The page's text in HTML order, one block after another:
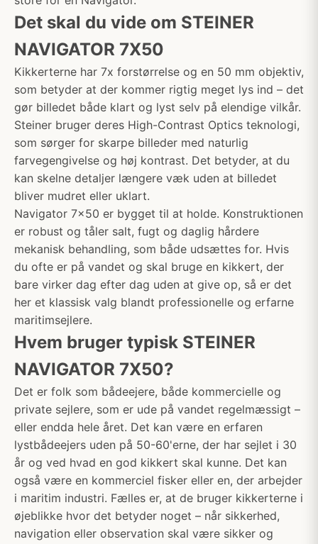
Det skal du vide om STEINER
NAVIGATOR 7X50
Kikkerterne har 7x forstørrelse og en 50 mm objektiv,
som betyder at der kommer rigtig meget lys ind – det
gør billedet både klart og lyst selv på elendige vilkår.
Steiner bruger deres High-Contrast Optics teknologi,
som sørger for skarpe billeder med naturlig
farvegengivelse og høj kontrast. Det betyder, at du
kan skelne detaljer længere væk uden at billedet
bliver mudret eller uklart.
Navigator 7x50 er bygget til at holde. Konstruktionen
er robust og tåler salt, fugt og daglig hårdere
mekanisk behandling, som både udsættes for. Hvis
du ofte er på vandet og skal bruge en kikkert, der
bare virker dag efter dag uden at give op, så er det
her et klassisk valg blandt professionelle og erfarne
maritimsejlere.
Hvem bruger typisk STEINER
NAVIGATOR 7X50?
Det er folk som bådeejere, både kommercielle og
private sejlere, som er ude på vandet regelmæssigt –
eller endda hele året. Det kan være en erfaren
lystbådeejers uden på 50-60'erne, der har sejlet i 30
år og ved hvad en god kikkert skal kunne. Det kan
også være en kommerciel fisker eller en, der arbejder
i maritim industri. Fælles er, at de bruger kikkerterne i
øjeblikke hvor det betyder noget – når sikkerhed,
navigation eller observation skal være sikker og